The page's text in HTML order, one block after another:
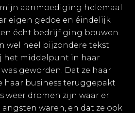
aanmoediging helemaal
eigen gedoe en éindelijk
écht bedrijf ging bouwen.
wel heel bijzondere tekst.
het middelpunt in haar
geworden. Dat ze haar
haar business teruggepakt
weer dromen zijn waar er
waren, en dat ze ook